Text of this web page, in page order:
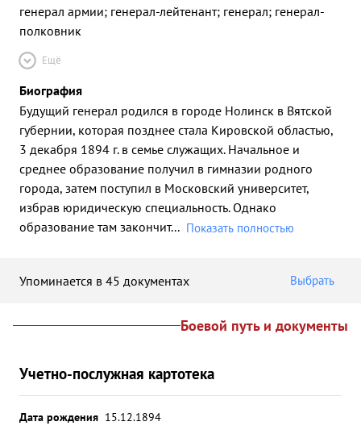
генерал армии; генерал-лейтенант; генерал; генерал-
полковник
Ещё
Биография
Будущий генерал родился в городе Нолинск в Вятской
губернии, которая позднее стала Кировской областью,
3 декабря 1894 г. в семье служащих. Начальное и
среднее образование получил в гимназии родного
города, затем поступил в Московский университет,
избрав юридическую специальность. Однако
образование там закончит... Показать полностью
Упоминается в 45 документах Выбрать
Боевой путь и документы
Учетно-послужная картотека
Дата рождения 15.12.1894